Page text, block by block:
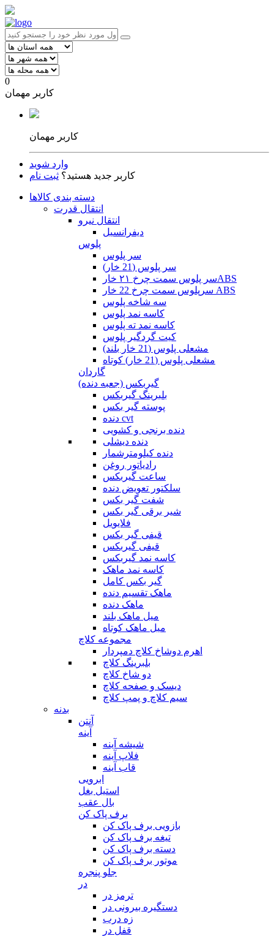
0
کاربر مهمان
کاربر مهمان
وارد شوید
کاربر جدید هستید؟ ثبت نام
دسته بندی کالاها
انتقال قدرت
انتقال نیرو
دیفرانسیل
پلوس
سر پلوس
سر پلوس (21 خار)
سر پلوس سمت چرخ ۲۱ خارABS
سرپلوس سمت چرخ 22 خار ABS
سه شاخه پلوس
کاسه نمد پلوس
کاسه نمد ته پلوس
کیت گردگیر پلوس
مشعلی پلوس (21 خار بلند)
مشعلی پلوس (21 خار) کوتاه
گاردان
گیربکس (جعبه دنده)
بلبرینگ گیربکس
پوسته گیر بکس
دنده cvt
دنده برنجی و کشویی
دنده دیشلی
دنده کیلومترشمار
رادیاتور روغن
ساعت گیربکس
سلکتور تعویض دنده
شفت گیر بکس
شیر برقی گیر بکس
فلایویل
قیفی گیر بکس
قیفی گیربکس
کاسه نمد گیربکس
کاسه نمد ماهک
گیر بکس کامل
ماهک تقسیم دنده
ماهک دنده
میل ماهک بلند
میل ماهک کوتاه
مجموعه کلاچ
اهرم دوشاخ کلاچ دمپردار
بلبرینگ کلاچ
دو شاخ کلاچ
دیسک و صفحه کلاچ
سیم کلاچ و پمپ کلاچ
بدنه
آنتن
آینه
شیشه آینه
فلاپ آینه
قاب آینه
ابرویی
استیل بغل
بال عقب
برف پاک کن
بازویی برف پاک کن
تیغه برف پاک کن
دسته برف پاک کن
موتور برف پاک کن
جلو پنجره
در
ترمز در
دستگیره بیرونی در
زه درب
قفل در